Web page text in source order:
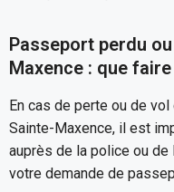
Passeport perdu
Maxence : que faire
En cas de perte ou de
Sainte-Maxence, il est
auprès de la police ou
votre demande de